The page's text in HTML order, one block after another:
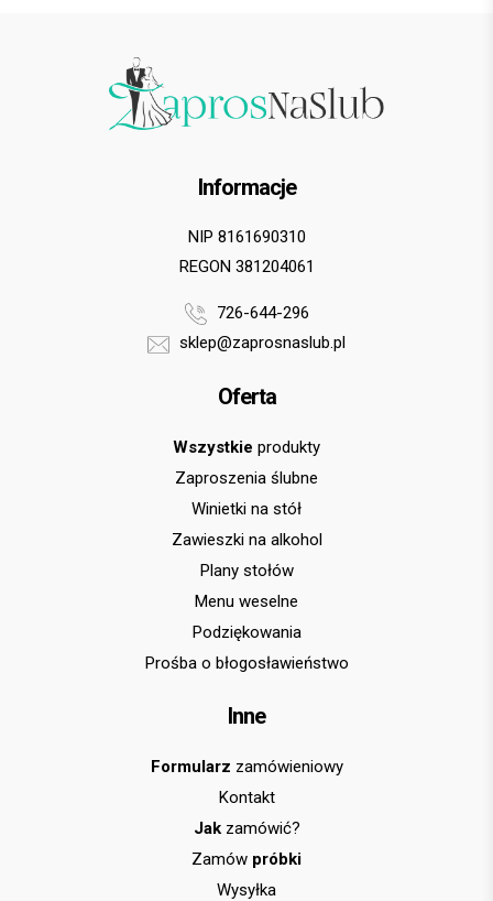
Informacje
NIP 8161690310
REGON 381204061
726-644-296
sklep@zaprosnaslub.pl
Oferta
Wszystkie produkty
Zaproszenia ślubne
Winietki na stół
Zawieszki na alkohol
Plany stołów
Menu weselne
Podziękowania
Prośba o błogosławieństwo
Inne
Formularz zamówieniowy
Kontakt
Jakzamówić?
Zamów próbki
Wysyłka